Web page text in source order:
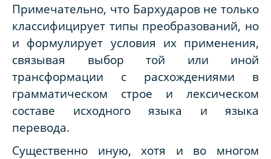
Примечательно, что Бархударов не только
классифицирует типы преобразований, но
и формулирует условия их применения,
связывая выбор той или иной
трансформации с расхождениями в
грамматическом строе и лексическом
составе исходного языка и языка
перевода.
Существенно иную, хотя и во многом